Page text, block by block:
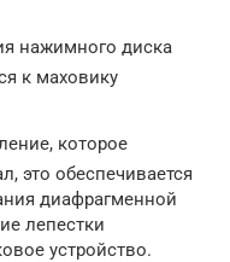
нажимного диска
к маховику
которое
это обеспечивается
диафрагменной
лепестки
устройство.